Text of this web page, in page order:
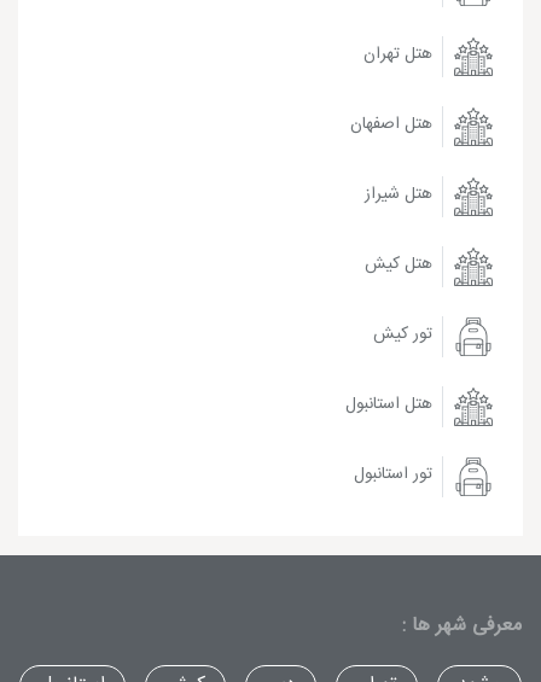
هتل تهران
هتل اصفهان
هتل شیراز
هتل کیش
تور کیش
هتل استانبول
تور استانبول
معرفی شهر ها :